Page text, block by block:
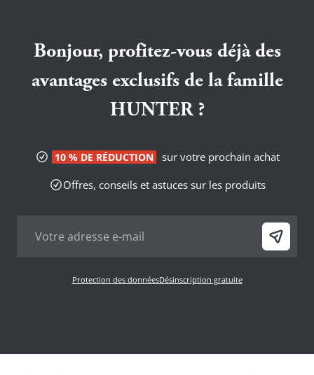
Bonjour, profitez-vous déjà des
avantages exclusifs de la famille
HUNTER ?
10 % DE RÉDUCTION
sur votre prochain achat
Offres, conseils et astuces sur les produits
Protection des donnéesDésinscription gratuite